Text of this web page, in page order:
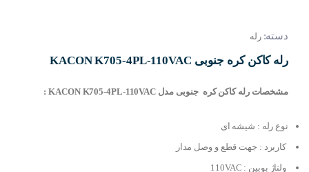
دسته: رله
رله کاکن کره جنوبی KACON K705-4PL-110VAC
مشخصات رله کاکن کره جنوبی مدل KACON K705-4PL-110VAC :
نوع رله : شیشه ای
کاربرد : جهت قطع و وصل مدار
ولتاژ بوبین : 110VAC